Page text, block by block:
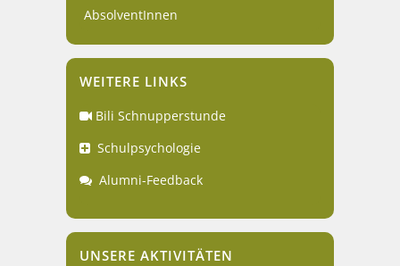
AbsolventInnen
WEITERE LINKS
Bili Schnupperstunde
Schulpsychologie
Alumni-Feedback
UNSERE AKTIVITÄTEN